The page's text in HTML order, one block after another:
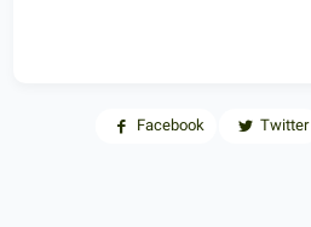
Facebook Twitter